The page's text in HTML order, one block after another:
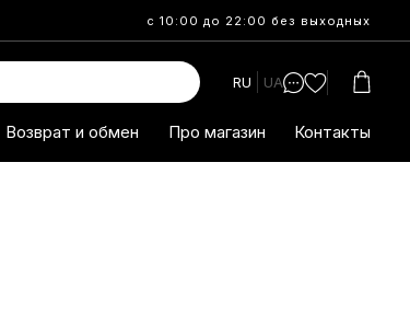
с 10:00 до 22:00 без выходных
RU UA
Возврат и обмен Про магазин Контакты